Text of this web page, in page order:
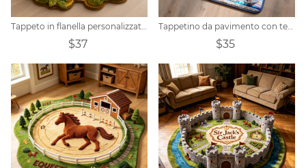
$37 $35